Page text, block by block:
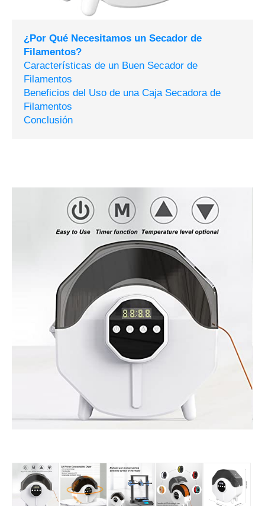
¿Por Qué Necesitamos un Secador de
Filamentos?
Características de un Buen Secador de
Filamentos
Beneficios del Uso de una Caja Secadora de
Filamentos
Conclusión